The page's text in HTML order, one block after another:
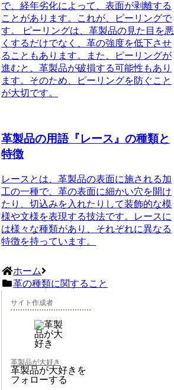
で、経年劣化によって、表面が剥離する
ことがあります。これが、ピーリングで
す。 ピーリングは、革製品の見た目を悪
くするだけでなく、革の強度を低下させ
ることもあります。また、ピーリングが
進むと、革製品が破損する可能性もあり
ます。そのため、ピーリングを防ぐこと
が大切です。
革製品の用語『レース』の種類と
特徴
レースとは、革製品の表面に施される加
工の一種で、革の表面に細かい穴を開け
たり、切込みを入れたりして装飾的な模
様や文様を表現する技法です。レースに
は様々な種類があり、それぞれに異なる
特徴を持っています。
ホーム
革の種類に関すること
サイト作成者
革製品が大好き
革製品が大好きを
フォローする